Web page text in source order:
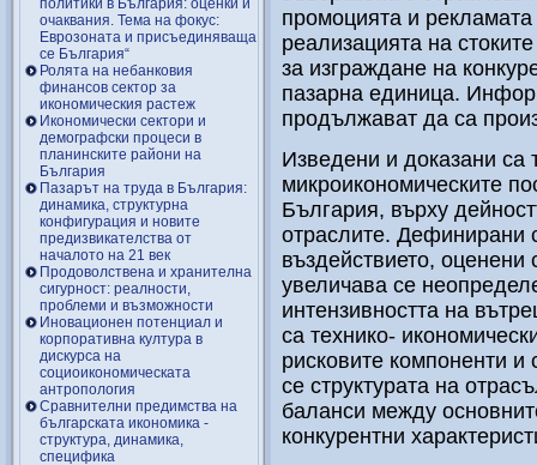
политики в България: оценки и
очаквания. Тема на фокус:
Еврозоната и присъединяваща
се България“
Ролята на небанковия
финансов сектор за
икономическия растеж
Икономически сектори и
демографски процеси в
планинските райони на
България
Пазарът на труда в България:
динамика, структурна
конфигурация и новите
предизвикателства от
началото на 21 век
Продоволствена и хранителна
сигурност: реалности,
проблеми и възможности
Иновационен потенциал и
корпоративна култура в
дискурса на
социоикономическата
антропология
Сравнителни предимства на
българската икономика -
структура, динамика,
специфика
промоцията и
реализацията на
за изграждане на
пазарна единица.
продължават да са
Изведени и доказани са
микроикономическите
България, върху
отраслите. Дефинирани
въздействието, оценени
увеличава се
интензивността на
са технико-
рисковите компоненти
се структурата на
баланси между
конкурентни